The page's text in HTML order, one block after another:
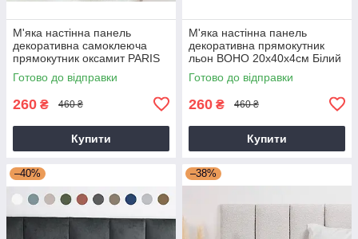
М'яка настінна панель
декоративна самоклеюча
прямокутник оксамит PARIS
20х40х4см Рожевий
(97020pan)
Готово до відправки
260 ₴ 460 ₴
Купити
М'яка настінна панель
декоративна прямокутник
льон BOHO 20х40х4см Білий
(97029pan)
Готово до відправки
260 ₴ 460 ₴
Купити
–40% –38%